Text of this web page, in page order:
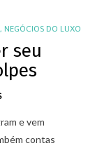
, NEGÓCIOS DO LUXO
seu
e vem
contas